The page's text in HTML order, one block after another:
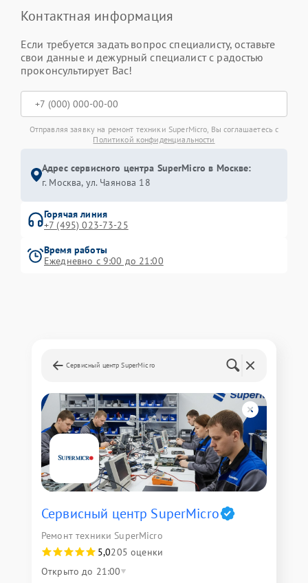
Контактная информация
Если требуется задать вопрос специалисту, оставьте
свои данные и дежурный специалист с радостью
проконсультирует Вас!
Отправляя заявку на ремонт техники SuperMicro, Вы соглашаетесь с
Политикой конфиденциальности
Адрес сервисного центра SuperMicro в Москве:
г. Москва, ул. Чаянова 18
Горячая линия
+7 (495) 023-73-25
Время работы
Ежедневно с 9:00 до 21:00
Сервисный центр SuperMicro
Сервисный центр SuperMicro
Ремонт техники SuperMicro
5,0205 оценки
Открыто до 21:00